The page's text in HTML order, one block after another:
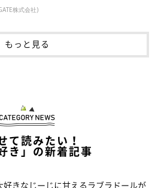
たんを見た葬祭ディレクターさんが
でも（飼い主が亡くなったことを）わ
株式会社)
もっと見る
て読みたい！
き」の新着記事
好きなじーじに甘えるラブラドールが